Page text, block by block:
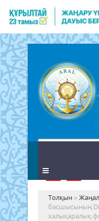
Толқын »
басшысының
халықаралық